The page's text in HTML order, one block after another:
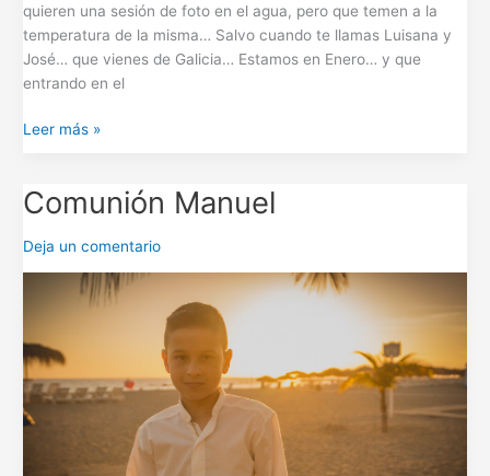
quieren una sesión de foto en el agua, pero que temen a la
temperatura de la misma… Salvo cuando te llamas Luisana y
José… que vienes de Galicia… Estamos en Enero… y que
entrando en el
Leer más »
Comunión Manuel
Deja un comentario
Comunión
Manuel